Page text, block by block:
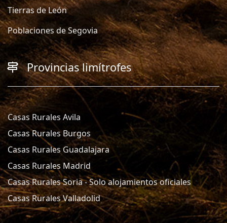
Tierras de León
Poblaciones de Segovia
Provincias limítrofes
Casas Rurales Avila
Casas Rurales Burgos
Casas Rurales Guadalajara
Casas Rurales Madrid
Casas Rurales Soria - Solo alojamientos oficiales
Casas Rurales Valladolid